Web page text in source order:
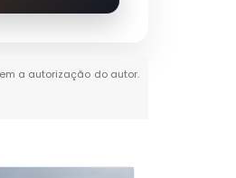
a autorização do autor.